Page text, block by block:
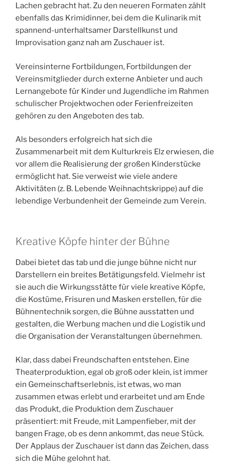
Lachen gebracht hat. Zu den neueren Formaten zählt
ebenfalls das Krimidinner, bei dem die Kulinarik mit
spannend-unterhaltsamer Darstellkunst und
Improvisation ganz nah am Zuschauer ist.
Vereinsinterne Fortbildungen, Fortbildungen der
Vereinsmitglieder durch externe Anbieter und auch
Lernangebote für Kinder und Jugendliche im Rahmen
schulischer Projektwochen oder Ferienfreizeiten
gehören zu den Angeboten des tab.
Als besonders erfolgreich hat sich die
Zusammenarbeit mit dem Kulturkreis Elz erwiesen, die
vor allem die Realisierung der großen Kinderstücke
ermöglicht hat. Sie verweist wie viele andere
Aktivitäten (z. B. Lebende Weihnachtskrippe) auf die
lebendige Verbundenheit der Gemeinde zum Verein.
Kreative Köpfe hinter der Bühne
Dabei bietet das tab und die junge bühne nicht nur
Darstellern ein breites Betätigungsfeld. Vielmehr ist
sie auch die Wirkungsstätte für viele kreative Köpfe,
die Kostüme, Frisuren und Masken erstellen, für die
Bühnentechnik sorgen, die Bühne ausstatten und
gestalten, die Werbung machen und die Logistik und
die Organisation der Veranstaltungen übernehmen.
Klar, dass dabei Freundschaften entstehen. Eine
Theaterproduktion, egal ob groß oder klein, ist immer
ein Gemeinschaftserlebnis, ist etwas, wo man
zusammen etwas erlebt und erarbeitet und am Ende
das Produkt, die Produktion dem Zuschauer
präsentiert: mit Freude, mit Lampenfieber, mit der
bangen Frage, ob es denn ankommt, das neue Stück.
Der Applaus der Zuschauer ist dann das Zeichen, dass
sich die Mühe gelohnt hat.